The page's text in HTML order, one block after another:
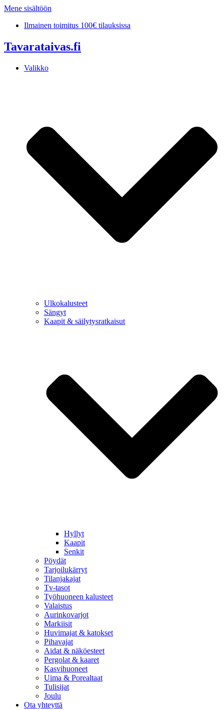
Mene sisältöön
Ilmainen toimitus 100€ tilauksissa
Tavarataivas.fi
Valikko
Ulkokalusteet
Sängyt
Kaapit & säilytysratkaisut
Hyllyt
Kaapit
Senkit
Pöydät
Tarjoilukärryt
Tilanjakajat
Tv-tasot
Työhuoneen kalusteet
Valaistus
Aurinkovarjot
Markiisit
Huvimajat & katokset
Pihavajat
Aidat & näköesteet
Pergolat & kaaret
Kasvihuoneet
Uima & Porealtaat
Tulisijat
Joulu
Ota yhteyttä